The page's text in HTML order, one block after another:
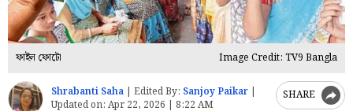
ফাইল ফোটো Image Credit: TV9 Bangla
Shrabanti Saha Edited By: Sanjoy Paikar
Updated on: Apr 22, 2026 | 8:22 AM
SHARE